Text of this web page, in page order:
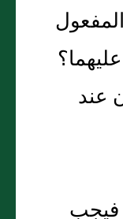
عند
فيجب